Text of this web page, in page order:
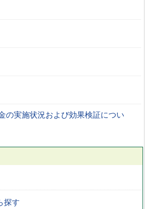
の実施状況および効果検証につい
探す